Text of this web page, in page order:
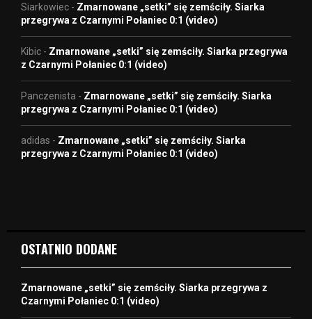
Siarkowiec - Zmarnowane „setki” się zemściły. Siarka
przegrywa z Czarnymi Połaniec 0:1 (video)
Kibic - Zmarnowane „setki” się zemściły. Siarka przegrywa
z Czarnymi Połaniec 0:1 (video)
Panczenista - Zmarnowane „setki” się zemściły. Siarka
przegrywa z Czarnymi Połaniec 0:1 (video)
adidas - Zmarnowane „setki” się zemściły. Siarka
przegrywa z Czarnymi Połaniec 0:1 (video)
OSTATNIO DODANE
Zmarnowane „setki” się zemściły. Siarka przegrywa z
Czarnymi Połaniec 0:1 (video)